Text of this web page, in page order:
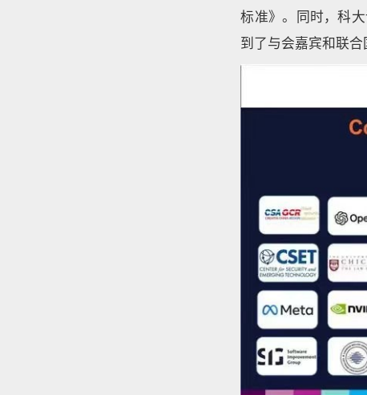
标准》。同时，科
到了与会嘉宾和联合